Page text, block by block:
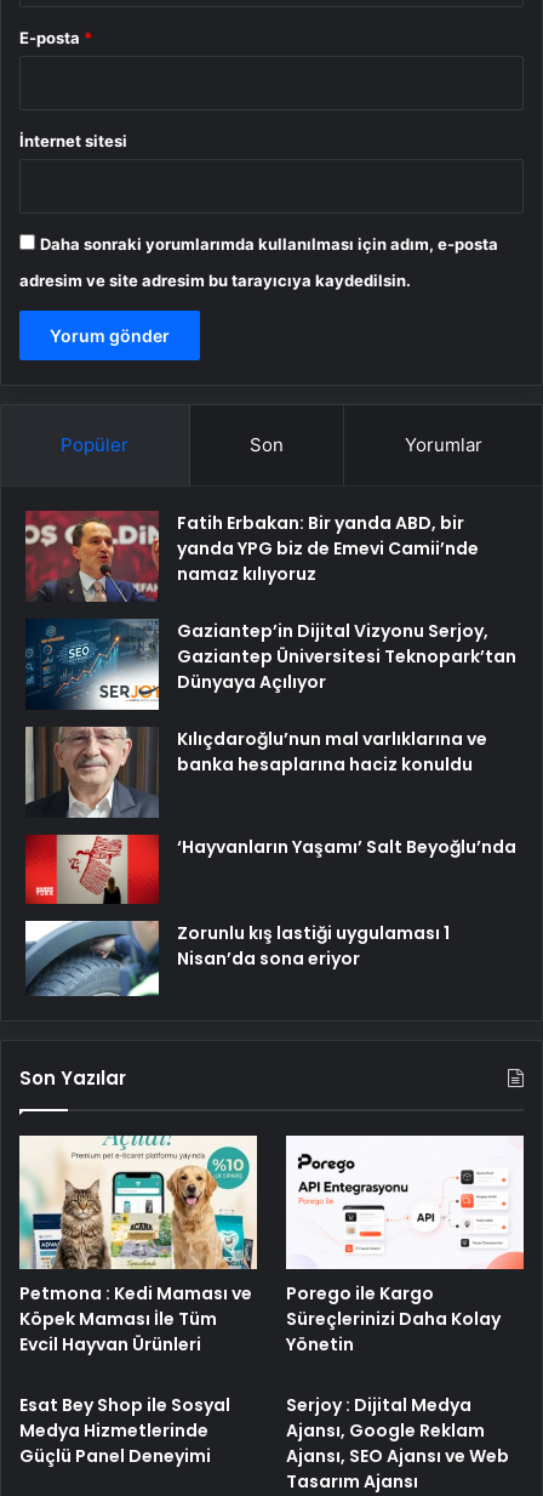
E-posta *
İnternet sitesi
Daha sonraki yorumlarımda kullanılması için adım, e-posta
adresim ve site adresim bu tarayıcıya kaydedilsin.
Popüler Son Yorumlar
Fatih Erbakan: Bir yanda ABD, bir
yanda YPG biz de Emevi Camii’nde
namaz kılıyoruz
Gaziantep’in Dijital Vizyonu Serjoy,
Gaziantep Üniversitesi Teknopark’tan
Dünyaya Açılıyor
Kılıçdaroğlu’nun mal varlıklarına ve
banka hesaplarına haciz konuldu
‘Hayvanların Yaşamı’ Salt Beyoğlu’nda
Zorunlu kış lastiği uygulaması 1
Nisan’da sona eriyor
Son Yazılar
Petmona : Kedi Maması ve
Köpek Maması İle Tüm
Evcil Hayvan Ürünleri
Porego ile Kargo
Süreçlerinizi Daha Kolay
Yönetin
Esat Bey Shop ile Sosyal
Medya Hizmetlerinde
Güçlü Panel Deneyimi
Serjoy : Dijital Medya
Ajansı, Google Reklam
Ajansı, SEO Ajansı ve Web
Tasarım Ajansı